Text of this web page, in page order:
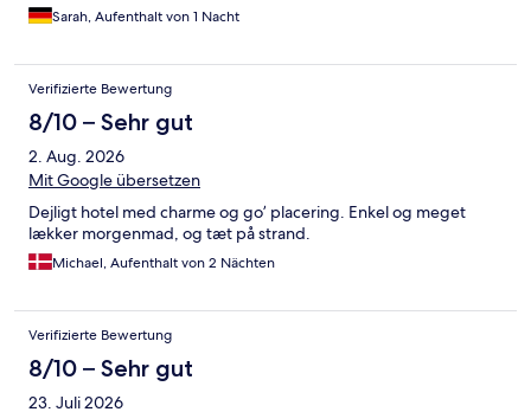
Sarah, Aufenthalt von 1 Nacht
Verifizierte Bewertung
8/10 – Sehr gut
2. Aug. 2026
Mit Google übersetzen
Dejligt hotel med charme og go’ placering. Enkel og meget
lækker morgenmad, og tæt på strand.
Michael, Aufenthalt von 2 Nächten
Verifizierte Bewertung
8/10 – Sehr gut
23. Juli 2026